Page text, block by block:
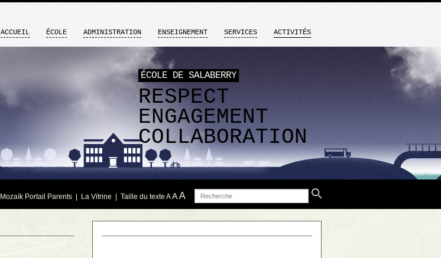
ÉCOLE DE SALABERRY
RESPECT
ENGAGEMENT
COLLABORATION
ACCUEIL ÉCOLE ADMINISTRATION ENSEIGNEMENT SERVICES ACTIVITÉS
Mozaïk Portail Parents La Vitrine | Taille du texte A AA Recherche